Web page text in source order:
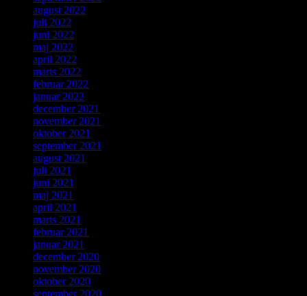
august 2022
juli 2022
juni 2022
maj 2022
april 2022
marts 2022
februar 2022
januar 2022
december 2021
november 2021
oktober 2021
september 2021
august 2021
juli 2021
juni 2021
maj 2021
april 2021
marts 2021
februar 2021
januar 2021
december 2020
november 2020
oktober 2020
september 2020